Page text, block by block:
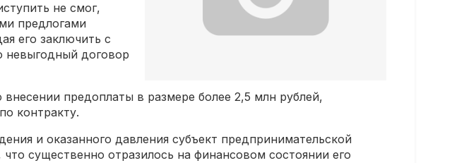
не смог,
предлогами
его заключить с
невыгодный договор
предоплаты в размере более 2,5 млн рублей,
контракту.
и оказанного давления субъект предпринимательской
существенно отразилось на финансовом состоянии его